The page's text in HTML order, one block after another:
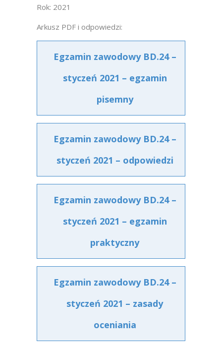
Rok: 2021
Arkusz PDF i odpowiedzi:
Egzamin zawodowy BD.24 –
styczeń 2021 – egzamin
pisemny
Egzamin zawodowy BD.24 –
styczeń 2021 – odpowiedzi
Egzamin zawodowy BD.24 –
styczeń 2021 – egzamin
praktyczny
Egzamin zawodowy BD.24 –
styczeń 2021 – zasady
oceniania